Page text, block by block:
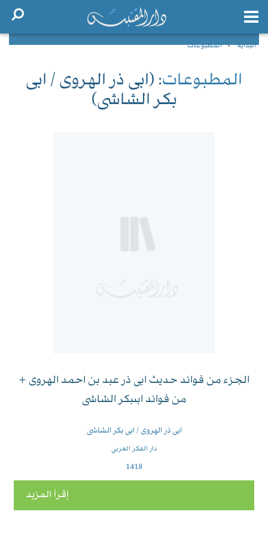
البداية المطبوعات
المطبوعات: (ابى ذر الهروى / ابى
بكر الشاشى)
الجزء من فوائد حديث ابى ذر عبد بن احمد الهروى +
من فوائد ابىبكر الشاشى
ابى ذر الهروى / ابى بكر الشاشى
دار الفكر العربي
1418
إقرأ المزيد